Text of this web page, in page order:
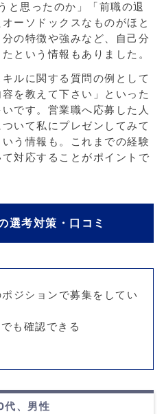
と思ったのか」「前職の退
ーソドックスなものがほと
の特徴や強みなど、自己分
という情報もありました。
ルに関する質問の例として
を教えて下さい」といった
です。営業職へ応募した人
いて私にプレゼンしてみて
う情報も。これまでの経験
対応することがポイントで
選考対策・口コミ
ジションで募集をしてい
も確認できる
代、男性